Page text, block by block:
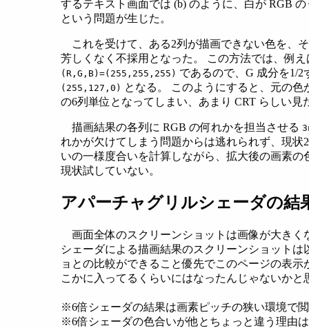
するテキスト画面では (b) のように、白が RGB
という問題が生じた。
これを受けて、ある2列が描画できない色を、
芳しくなく不採用となった。 この方法では、例
(R,G,B)=(255,255,255) であるので、G 成分を1/
(255,127,0) となる。 このようにすると、元の
の6列単位となってしまい、あまり CRT らしい見
描画結果の各列に RGB の何れかを担当させる
れかが欠けてしまう問題からは逃れられず、現
いの一様度合いを計算しながら、拡大後の画素
現状試していない。
アパーチャグリルシェーダの結
画面全体のスクリーンショットは画像が大き
シェーダによる描画結果のスクリーンショット
ョとの比較ができること優先でこのページの表
こかに入ってるくらいにはなったんじゃないかと
※6倍シェーダの結果は画素ピッチの狭い環境で
※6倍シェーダの色合いが他とちょっと違う理由